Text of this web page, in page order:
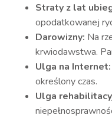
Straty z lat
opodatkowanej
Darowizny: Na
krwiodawstwa.
Ulga na Internet:
określony czas.
Ulga